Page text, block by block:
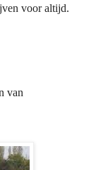
voor altijd.
van